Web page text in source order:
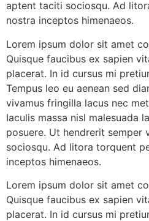
aptent taciti sociosqu. Ad
nostra inceptos himenaeos.
Lorem ipsum dolor sit amet
Quisque faucibus ex sapien
placerat. In id cursus mi
Tempus leo eu aenean sed
vivamus fringilla lacus nec
Iaculis massa nisl malesuada
posuere. Ut hendrerit semper
sociosqu. Ad litora torquent
inceptos himenaeos.
Lorem ipsum dolor sit amet
Quisque faucibus ex sapien
placerat. In id cursus mi